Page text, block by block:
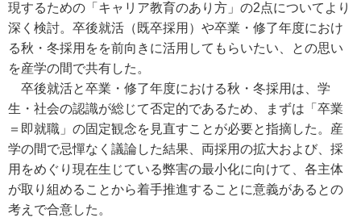
現するための「キャリア教育のあり方」の2点についてより
深く検討。卒後就活（既卒採用）や卒業・修了年度におけ
る秋・冬採用をを前向きに活用してもらいたい、との思い
を産学の間で共有した。
卒後就活と卒業・修了年度における秋・冬採用は、学
生・社会の認識が総じて否定的であるため、まずは「卒業
＝即就職」の固定観念を見直すことが必要と指摘した。産
学の間で忌憚なく議論した結果、両採用の拡大および、採
用をめぐり現在生じている弊害の最小化に向けて、各主体
が取り組めることから着手推進することに意義があるとの
考えで合意した。